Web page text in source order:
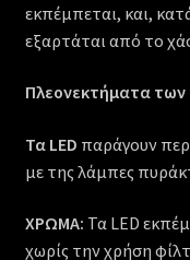
εκπέμπεται, και,
εξαρτάται από το
Πλεονεκτήματα των
Τα LED παράγουν
με της λάμπες
ΧΡΩΜΑ: Τα LED
χωρίς την χρήση